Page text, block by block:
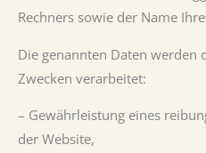
Rechners sowie der Name
Die genannten Daten werden
Zwecken verarbeitet:
– Gewährleistung eines
der Website,